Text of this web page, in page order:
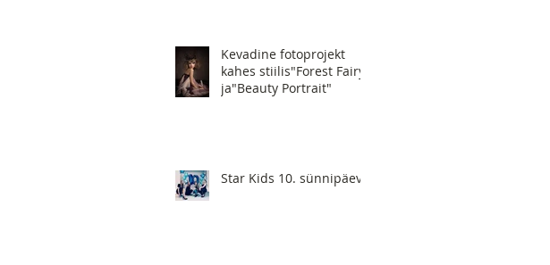
Kevadine fotoprojekt
kahes stiilis"Forest Fairy"
ja"Beauty Portrait"
Star Kids 10. sünnipäev!